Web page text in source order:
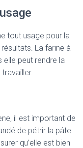
tout usage pour la
La farine à
elle peut rendre la
il est important de
de pétrir la pâte
qu’elle est bien